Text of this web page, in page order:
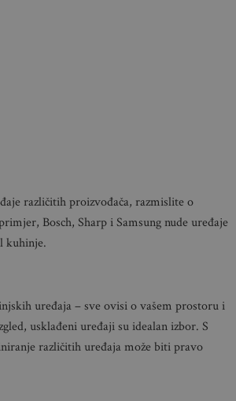
različitih proizvođača, razmislite o
Bosch, Sharp i Samsung nude uređaje
kuhinje.
uređaja – sve ovisi o vašem prostoru i
usklađeni uređaji su idealan izbor. S
različitih uređaja može biti pravo